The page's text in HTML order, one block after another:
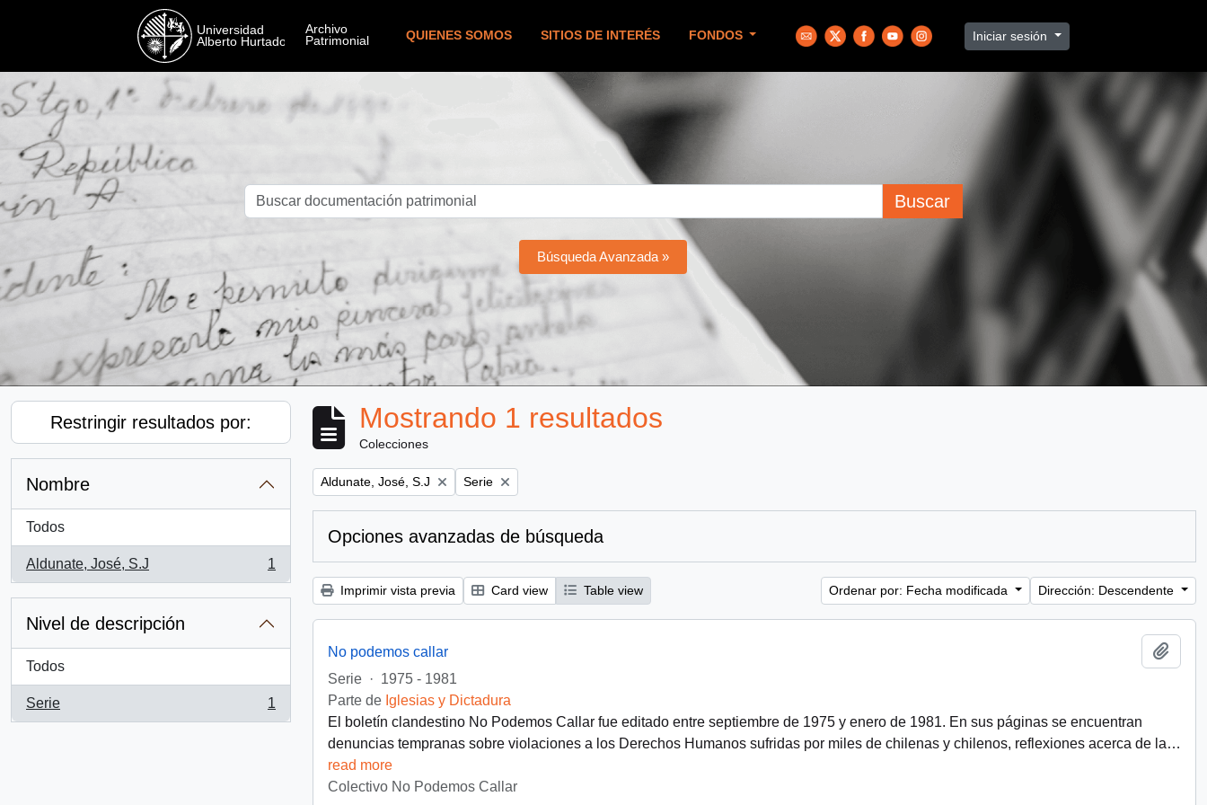
QUIENES SOMOS SITIOS DE INTERÉS FONDOS Iniciar sesión
Buscar
Búsqueda Avanzada »
Restringir resultados por:
Nombre
Todos
Aldunate, José, S.J
, 1 resultados
1
Nivel de descripción
Todos
Serie
, 1 resultados
1
Mostrando 1 resultados
Colecciones
Remove filter:
Aldunate, José, S.J Remove filter:
Serie
Opciones avanzadas de búsqueda
Imprimir vista previa Card view Table view Ordenar por: Fecha modificada Dirección: Descendente
No podemos callar
Serie · 1975 - 1981
Parte de Iglesias y Dictadura
El boletín clandestino No Podemos Callar fue editado entre septiembre de 1975 y enero de 1981. En sus páginas se encuentran
denuncias tempranas sobre violaciones a los Derechos Humanos sufridas por miles de chilenas y chilenos, reflexiones acerca de la…
read more
Colectivo No Podemos Callar